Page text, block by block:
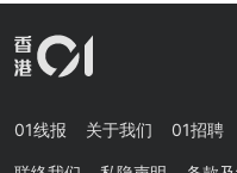
01线报 关于我们 01招聘